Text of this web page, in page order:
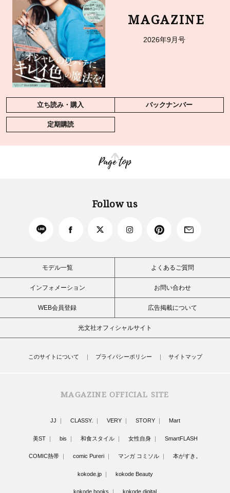
MAGAZINE
2026年9月号
立ち読み・購入 バックナンバー
定期購読
Page top
Follow us
モデル一覧 よくあるご質問
インフォメーション お問い合わせ
WEB会員登録 広告掲載について
光文社オフィシャルサイト
このサイトについて プライバシーポリシー サイトマップ
MAGAZINE OFFICIAL SITE
JJ CLASSY. VERY STORY Mart
美ST bis 和食スタイル 女性自身 SmartFLASH
COMIC熱帯 comic Pureri マンガ コミソル 本がすき。
kokode.jp kokode Beauty
kokode books kokode digital